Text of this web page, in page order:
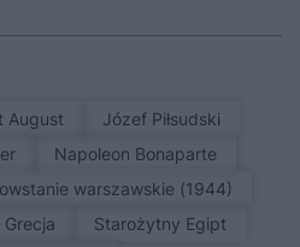
August
Józef Piłsudski
Napoleon Bonaparte
Powstanie warszawskie (1944)
Grecja
Starożytny Egipt